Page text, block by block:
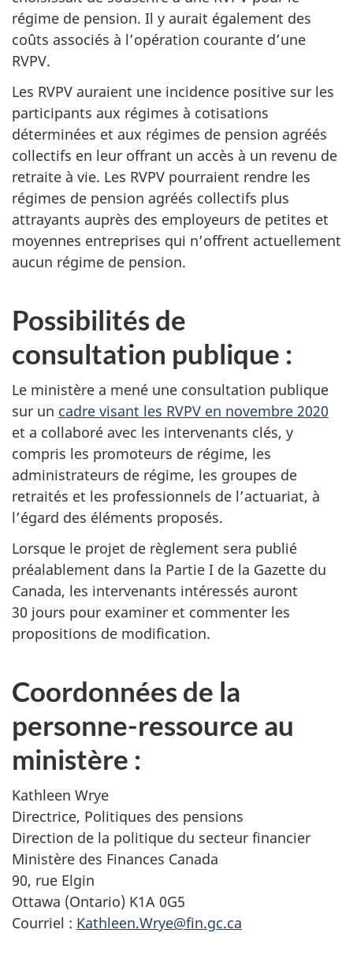
régime de pension. Il y aurait également des
coûts associés à l’opération courante d’une
RVPV.
Les RVPV auraient une incidence positive sur les
participants aux régimes à cotisations
déterminées et aux régimes de pension agréés
collectifs en leur offrant un accès à un revenu de
retraite à vie. Les RVPV pourraient rendre les
régimes de pension agréés collectifs plus
attrayants auprès des employeurs de petites et
moyennes entreprises qui n’offrent actuellement
aucun régime de pension.
Possibilités de
consultation publique :
Le ministère a mené une consultation publique
sur un cadre visant les RVPV en novembre 2020
et a collaboré avec les intervenants clés, y
compris les promoteurs de régime, les
administrateurs de régime, les groupes de
retraités et les professionnels de l’actuariat, à
l’égard des éléments proposés.
Lorsque le projet de règlement sera publié
préalablement dans la Partie I de la Gazette du
Canada, les intervenants intéressés auront
30 jours pour examiner et commenter les
propositions de modification.
Coordonnées de la
personne-ressource au
ministère :
Kathleen Wrye
Directrice, Politiques des pensions
Direction de la politique du secteur financier
Ministère des Finances Canada
90, rue Elgin
Ottawa (Ontario) K1A 0G5
Courriel : Kathleen.Wrye@fin.gc.ca